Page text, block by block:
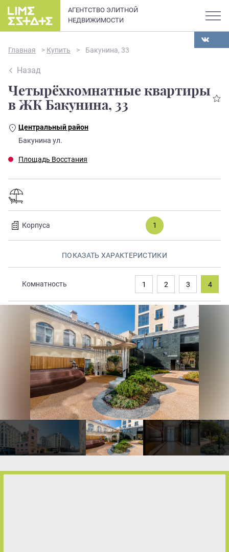
АГЕНТСТВО ЭЛИТНОЙ
НЕДВИЖИМОСТИ
О компании
Элитная недвижимость в
квартир и апартаментов
премиум-класса
Сдать
Закрытые продажи
Главная > Купить > Бакунина, 33
Назад
Четырёхкомнатные квартиры
в ЖК Бакунина, 33
Центральный район
Бакунина ул.
Площадь Восстания
Корпуса 1
ПОКАЗАТЬ ХАРАКТЕРИСТИКИ
Комнатность 1 2 3 4